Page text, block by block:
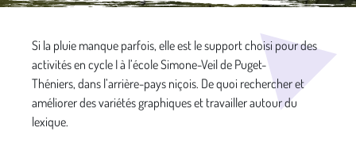
Si la pluie manque parfois, elle est le support choisi pour des
activités en cycle I à l’école Simone-Veil de Puget-
Théniers, dans l’arrière-pays niçois. De quoi rechercher et
améliorer des variétés graphiques et travailler autour du
lexique.